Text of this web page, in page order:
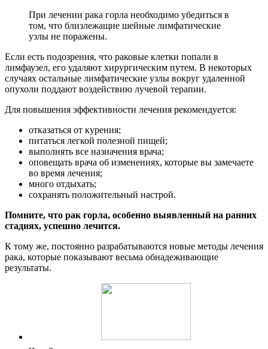
При лечении рака горла необходимо убедиться в
том, что близлежащие шейные лимфатические
узлы не поражены.
Если есть подозрения, что раковые клетки попали в
лимфаузел, его удаляют хирургическим путем. В некоторых
случаях остальные лимфатические узлы вокруг удаленной
опухоли поддают воздействию лучевой терапии.
Для повышения эффективности лечения рекомендуется:
отказаться от курения;
питаться легкой полезной пищей;
выполнять все назначения врача;
оповещать врача об изменениях, которые вы замечаете
во время лечения;
много отдыхать;
сохранять положительный настрой.
Помните, что рак горла, особенно выявленный на ранних
стадиях, успешно лечится.
К тому же, постоянно разрабатываются новые методы лечения
рака, которые показывают весьма обнадеживающие
результаты.